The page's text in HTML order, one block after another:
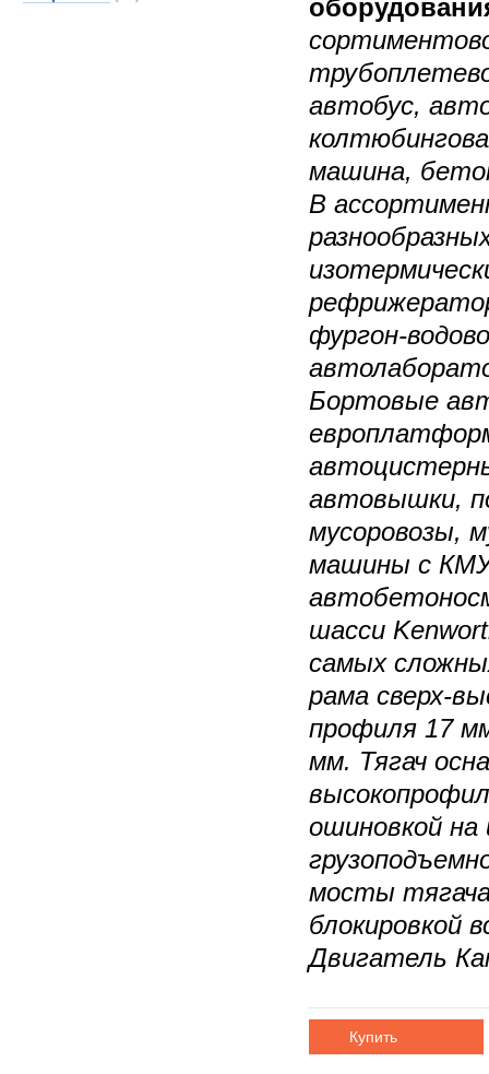
автобус,
машина,
В
фургон-
Бортовые
автовышки,
мусоровозы,
машины с
шасси
самых
рама сверх-
профиля 17
мм. Тягач
ошиновкой на
мосты
блокировкой
Двигатель
Купить